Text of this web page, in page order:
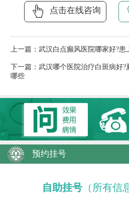
点击在线咨询
上一篇： 武汉白点癫风医院哪家好?
下一篇： 武汉哪个医院治疗白斑病好
哪些
预约挂号
自助挂号 （所有信